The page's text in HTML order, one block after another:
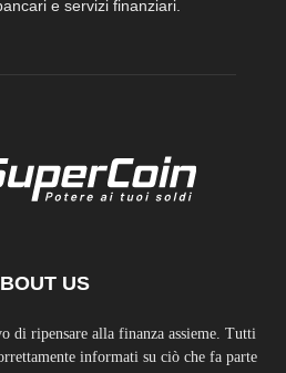
e servizi finanziari.
US
di ripensare alla finanza assieme. Tutti
informati su ciò che fa parte